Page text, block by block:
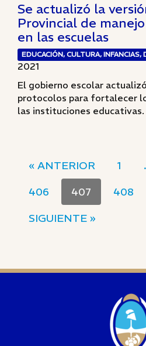
Se actualizó la
Provincial de
en las escuelas
EDUCACIÓN, CULTURA, INFANCIAS,
2021
El gobierno escolar
protocolos para fortalecer
las instituciones educativas.
« ANTERIOR 1
406
407 408
SIGUIENTE »